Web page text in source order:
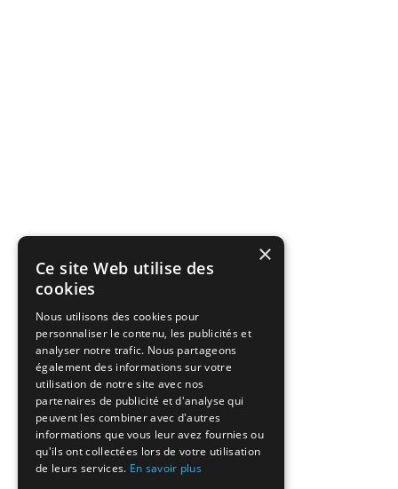
×
Ce site Web utilise des
cookies
Nous utilisons des cookies pour
personnaliser le contenu, les publicités et
analyser notre trafic. Nous partageons
également des informations sur votre
utilisation de notre site avec nos
partenaires de publicité et d'analyse qui
peuvent les combiner avec d'autres
informations que vous leur avez fournies ou
qu'ils ont collectées lors de votre utilisation
de leurs services. En savoir plus